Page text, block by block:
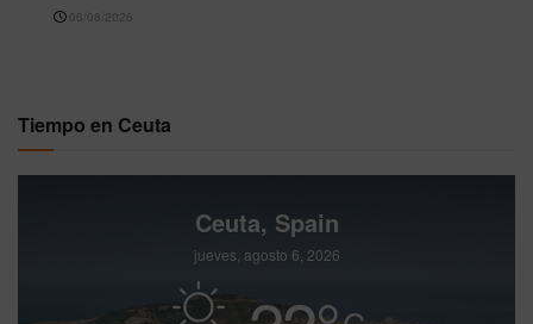
06/08/2026
Tiempo en Ceuta
Ceuta, Spain
jueves, agosto 6, 2026